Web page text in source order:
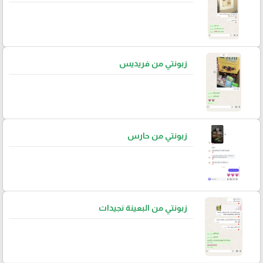
زبونتي من فريديس
زبونتي من حارس
زبونتي من البعينة نجيدات